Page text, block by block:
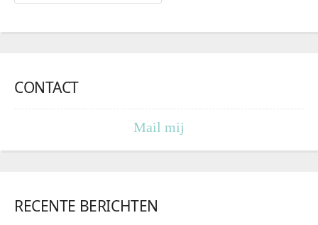
CONTACT
Mail mij
RECENTE BERICHTEN